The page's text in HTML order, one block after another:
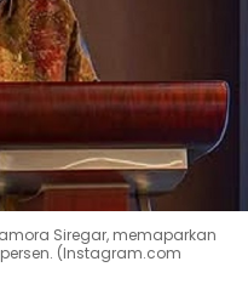
Siregar, memaparkan
(Instagram.com